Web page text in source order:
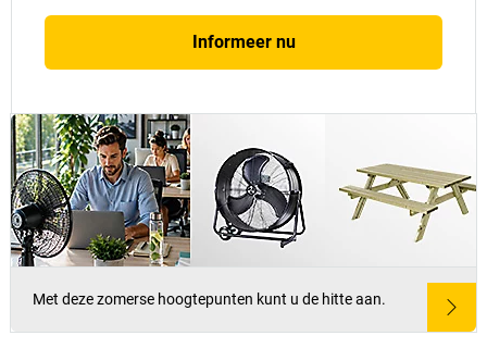
Informeer nu
Met deze zomerse hoogtepunten kunt u de hitte aan.